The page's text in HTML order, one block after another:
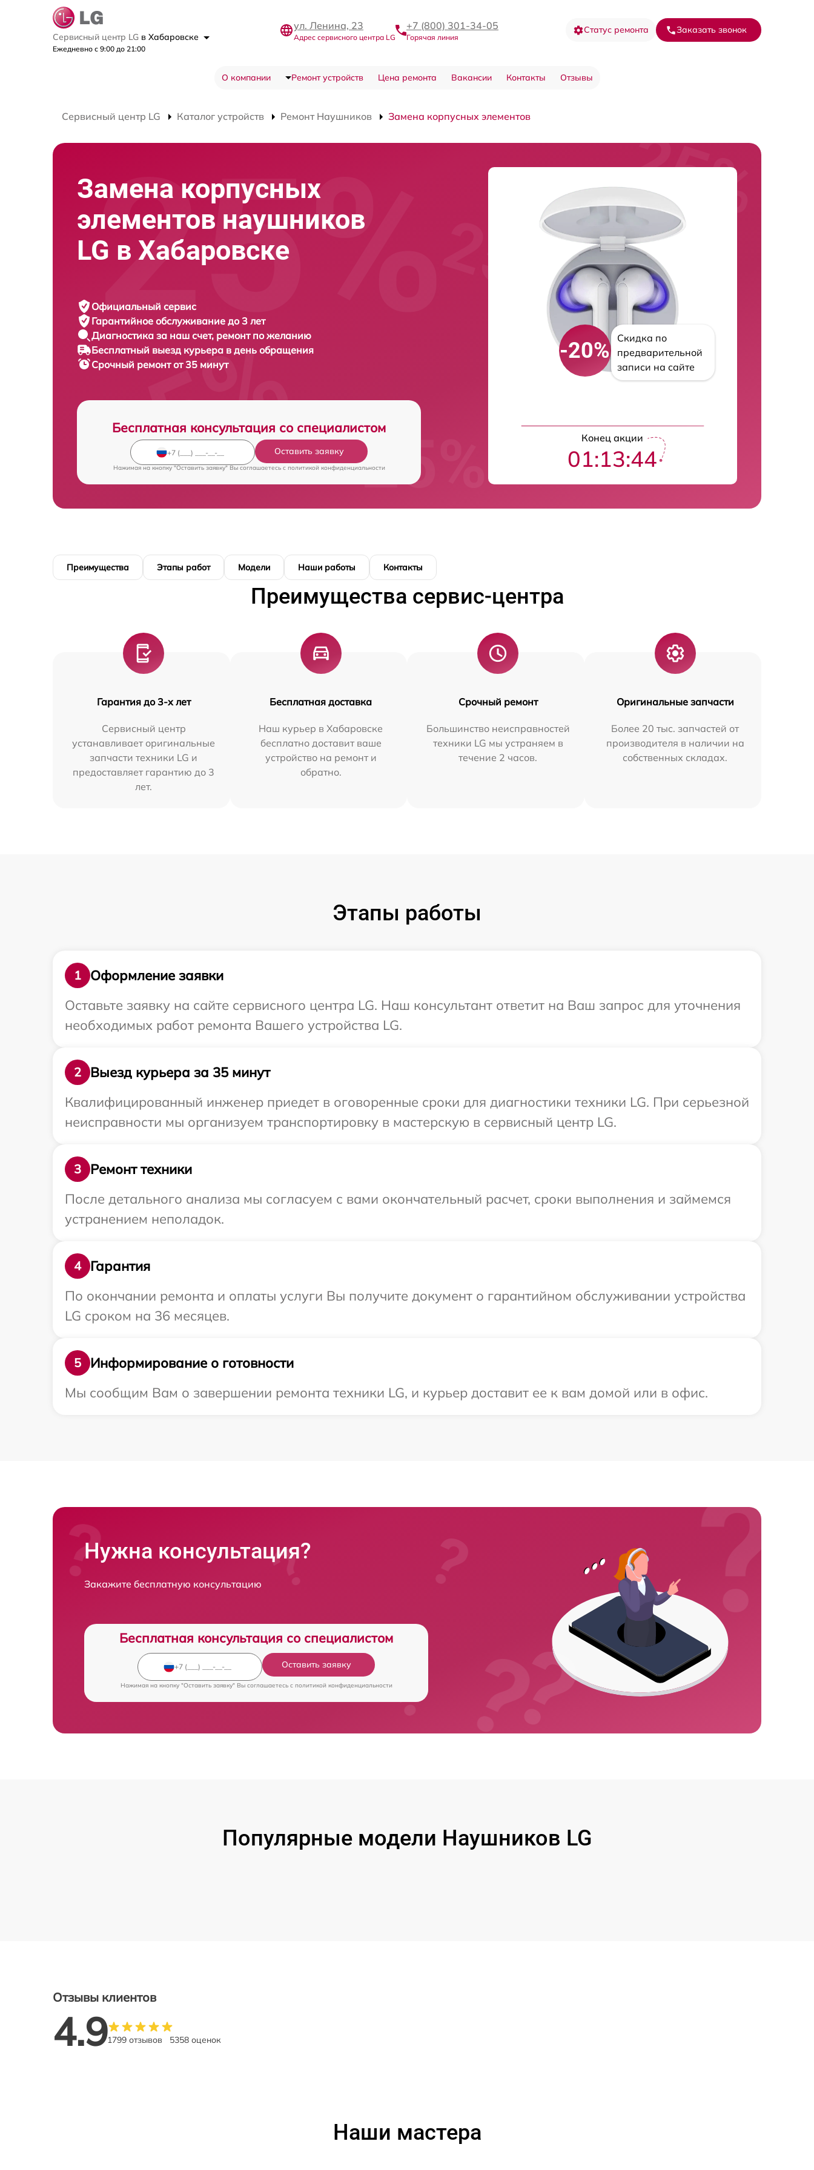
Сервисный центр LG в Хабаровске
Ежедневно с 9:00 до 21:00
ул. Ленина, 23
Адрес сервисного центра LG
+7 (800) 301-34-05
Горячая линия
Статус ремонта Заказать звонок
О компании Ремонт устройств Цена ремонта Вакансии Контакты Отзывы
Сервисный центр LG Каталог устройств Ремонт Наушников Замена корпусных элементов
Замена корпусных
элементов наушников
LG в Хабаровске
Официальный сервис
Гарантийное обслуживание до 3 лет
Диагностика за наш счет, ремонт по желанию
Бесплатный выезд курьера в день обращения
Срочный ремонтот 35 минут
Бесплатная консультация со специалистом
Оставить заявку
Нажимая на кнопку "Оставить заявку" Вы соглашаетесь c политикой конфиденциальности
-20%
Скидка по
предварительной
записи на сайте
Конец акции
01:13:43
Преимущества Этапы работ Модели Наши работы Контакты
Преимущества сервис-центра
Гарантия до 3-х лет
Сервисный центр
устанавливает оригинальные
запчасти техники LG и
предоставляет гарантию до 3
лет.
Бесплатная доставка
Наш курьер в Хабаровске
бесплатно доставит ваше
устройство на ремонт и
обратно.
Срочный ремонт
Большинство неисправностей
техники LG мы устраняем в
течение 2 часов.
Оригинальные запчасти
Более 20 тыс. запчастей от
производителя в наличии на
собственных складах.
Этапы работы
1
Оформление заявки
Оставьте заявку на сайте сервисного центра LG. Наш консультант ответит на Ваш запрос для уточнения
необходимых работ ремонта Вашего устройства LG.
2
Выезд курьера за 35 минут
Квалифицированный инженер приедет в оговоренные сроки для диагностики техники LG. При серьезной
неисправности мы организуем транспортировку в мастерскую в сервисный центр LG.
3
Ремонт техники
После детального анализа мы согласуем с вами окончательный расчет, сроки выполнения и займемся
устранением неполадок.
4
Гарантия
По окончании ремонта и оплаты услуги Вы получите документ о гарантийном обслуживании устройства
LG сроком на 36 месяцев.
5
Информирование о готовности
Мы сообщим Вам о завершении ремонта техники LG, и курьер доставит ее к вам домой или в офис.
Нужна консультация?
Закажите бесплатную консультацию
Бесплатная консультация со специалистом
Оставить заявку
Нажимая на кнопку "Оставить заявку" Вы соглашаетесь c политикой конфиденциальности
Популярные модели Наушников LG
Отзывы клиентов
4.91799 отзывов 5358 оценок
Наши мастера